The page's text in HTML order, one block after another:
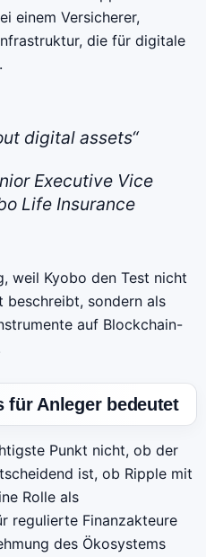
einem Versicherer,
die für digitale
digital assets“
Executive Vice
Life Insurance
weil Kyobo den Test nicht
beschreibt, sondern als
auf Blockchain-
für Anleger bedeutet
Punkt nicht, ob der
ist, ob Ripple mit
Rolle als
regulierte Finanzakteure
des Ökosystems